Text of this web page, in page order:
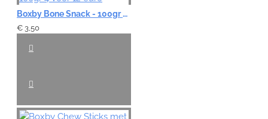
Boxby Bone Snack - 100gr 4 voor 12 euro
€ 3,50